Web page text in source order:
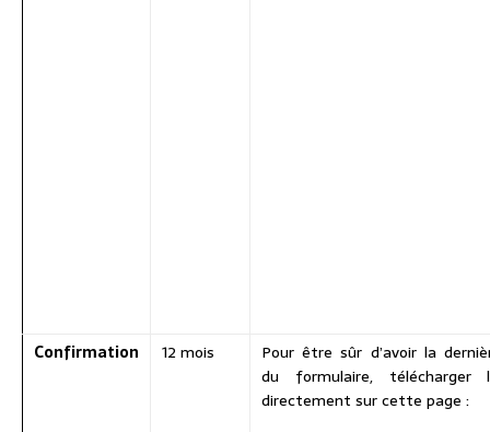
Confirmation 12 mois
Pour être sûr d’avoir la
du formulaire, télécharger
directement sur cette page :